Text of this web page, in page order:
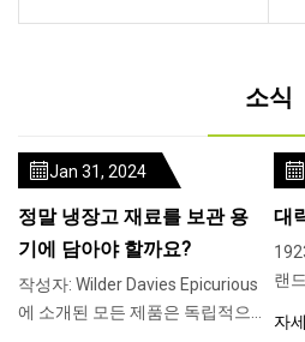
소식
Jan 31, 2024
정말 냉장고 재료를 보관 용
기에 담아야 할까요?
작성자: Wilder Davies Epicurious
에 소개된 모든 제품은 독립적으
대
랜
자